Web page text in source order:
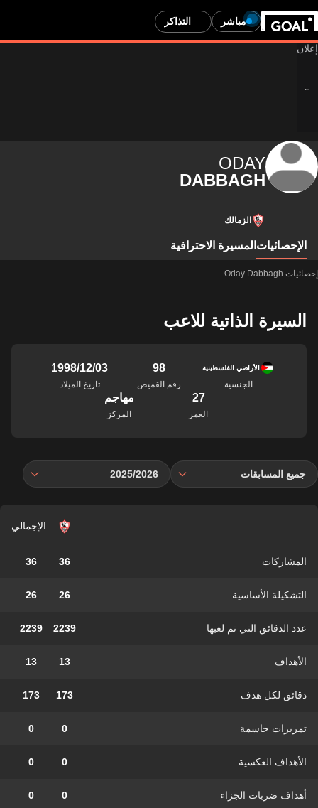
مباشر التذاكر
ODAY
DABBAGH
الزمالك
الإحصائيات المسيرة الاحترافية
إحصائيات Oday Dabbagh
السيرة الذاتية للاعب
الأراضي الفلسطينية
الجنسية
98
رقم القميص
03‏/12‏/1998
تاريخ الميلاد
27
العمر
مهاجم
المركز
جميع المسابقات 2025/2026
الإجمالي
المشاركات 36
36
التشكيلة الأساسية 26
26
عدد الدقائق التي تم لعبها 2239
2239
الأهداف 13
13
دقائق لكل هدف 173
173
تمريرات حاسمة 0
0
الأهداف العكسية 0
0
أهداف ضربات الجزاء 0
0